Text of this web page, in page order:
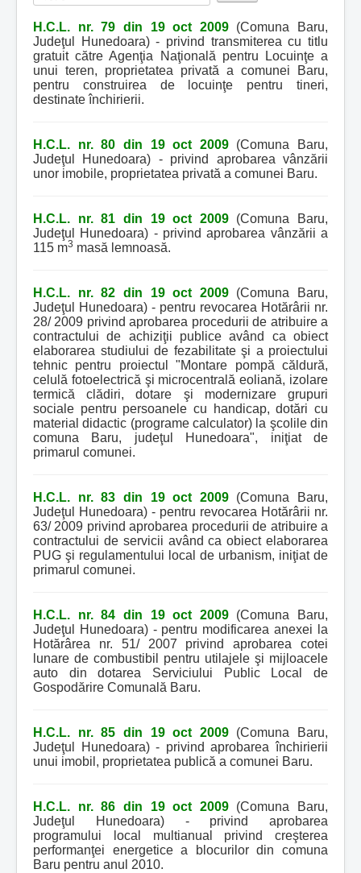
rugăm
să
evaluați
H.C.L. nr. 79 din 19 oct 2009(Comuna Baru,
Judeţul Hunedoara) - privind transmiterea cu titlu
gratuit către Agenţia Naţională pentru Locuinţe a
unui teren, proprietatea privată a comunei Baru,
pentru construirea de locuinţe pentru tineri,
destinate închirierii.
H.C.L. nr. 80 din 19 oct 2009(Comuna Baru,
Judeţul Hunedoara) - privind aprobarea vânzării
unor imobile, proprietatea privată a comunei Baru.
H.C.L. nr. 81 din 19 oct 2009(Comuna Baru,
Judeţul Hunedoara) - privind aprobarea vânzării a
115 m3 masă lemnoasă.
H.C.L. nr. 82 din 19 oct 2009(Comuna Baru,
Judeţul Hunedoara) - pentru revocarea Hotărârii nr.
28/ 2009 privind aprobarea procedurii de atribuire a
contractului de achiziţii publice având ca obiect
elaborarea studiului de fezabilitate şi a proiectului
tehnic pentru proiectul "Montare pompă căldură,
celulă fotoelectrică şi microcentrală eoliană, izolare
termică clădiri, dotare şi modernizare grupuri
sociale pentru persoanele cu handicap, dotări cu
material didactic (programe calculator) la şcolile din
comuna Baru, judeţul Hunedoara", iniţiat de
primarul comunei.
H.C.L. nr. 83 din 19 oct 2009(Comuna Baru,
Judeţul Hunedoara) - pentru revocarea Hotărârii nr.
63/ 2009 privind aprobarea procedurii de atribuire a
contractului de servicii având ca obiect elaborarea
PUG şi regulamentului local de urbanism, iniţiat de
primarul comunei.
H.C.L. nr. 84 din 19 oct 2009(Comuna Baru,
Judeţul Hunedoara) - pentru modificarea anexei la
Hotărârea nr. 51/ 2007 privind aprobarea cotei
lunare de combustibil pentru utilajele şi mijloacele
auto din dotarea Serviciului Public Local de
Gospodărire Comunală Baru.
H.C.L. nr. 85 din 19 oct 2009(Comuna Baru,
Judeţul Hunedoara) - privind aprobarea închirierii
unui imobil, proprietatea publică a comunei Baru.
H.C.L. nr. 86 din 19 oct 2009(Comuna Baru,
Judeţul Hunedoara) - privind aprobarea
programului local multianual privind creşterea
performanţei energetice a blocurilor din comuna
Baru pentru anul 2010.